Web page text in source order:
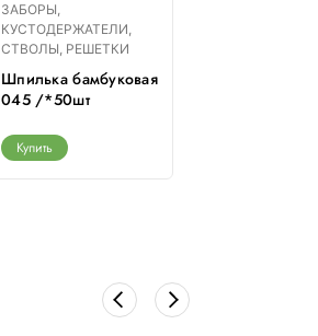
ЗАБОРЫ,
КУСТОДЕРЖАТЕЛИ,
СТВОЛЫ, РЕШЕТКИ
Шпилька бамбуковая
045 /*50шт
Купить